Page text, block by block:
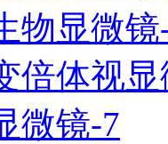
物显微
倍体视
微镜-7